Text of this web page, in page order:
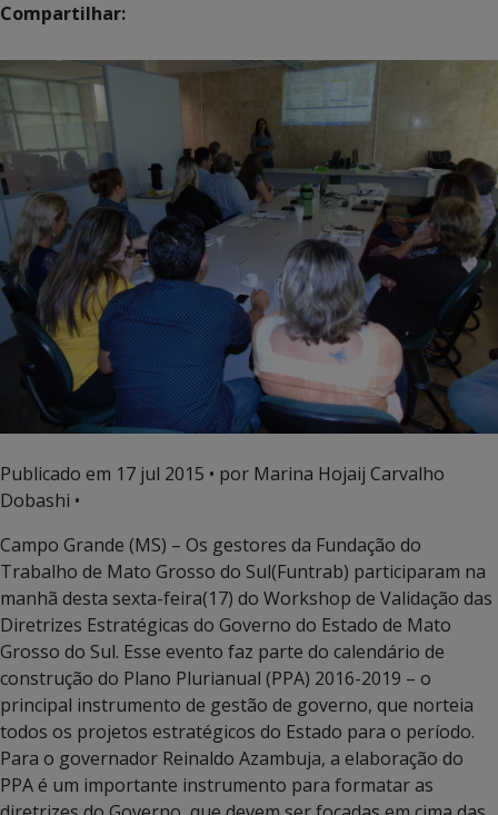
Compartilhar:
Publicado em 17 jul 2015 • por Marina Hojaij Carvalho
Dobashi •
Campo Grande (MS) – Os gestores da Fundação do
Trabalho de Mato Grosso do Sul(Funtrab) participaram na
manhã desta sexta-feira(17) do Workshop de Validação das
Diretrizes Estratégicas do Governo do Estado de Mato
Grosso do Sul. Esse evento faz parte do calendário de
construção do Plano Plurianual (PPA) 2016-2019 – o
principal instrumento de gestão de governo, que norteia
todos os projetos estratégicos do Estado para o período.
Para o governador Reinaldo Azambuja, a elaboração do
PPA é um importante instrumento para formatar as